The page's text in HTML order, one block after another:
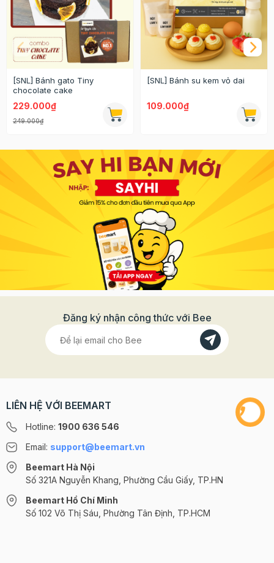
[SNL] Bánh gato Tiny
chocolate cake
229.000₫
249.000₫
[SNL] Bánh su kem vỏ dai
109.000₫
Đăng ký nhận công thức với Bee
LIÊN HỆ VỚI BEEMART
Hotline: 1900 636 546
Email: support@beemart.vn
Beemart Hà Nội
Số 321A Nguyễn Khang, Phường Cầu Giấy, TP.HN
Beemart Hồ Chí Minh
Số 102 Võ Thị Sáu, Phường Tân Định, TP.HCM